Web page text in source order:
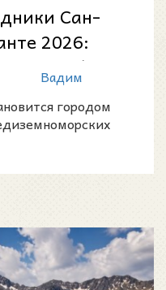
Сан-
2026:
Juan /
Joan...
Вадим
городом